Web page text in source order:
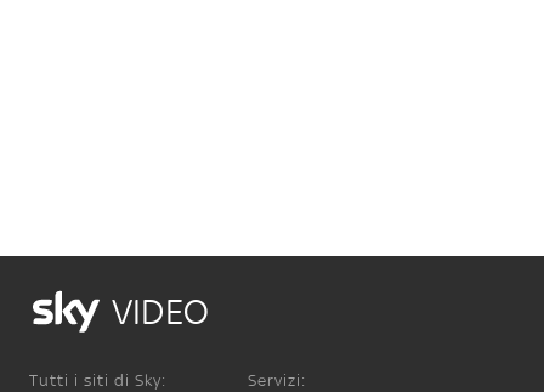
VIDEO
Tutti i siti di Sky: Servizi: